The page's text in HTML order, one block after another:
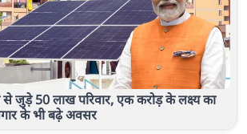
से जुड़े 50 लाख परिवार, एक करोड़ के लक्ष्य का
के भी बढ़े अवसर